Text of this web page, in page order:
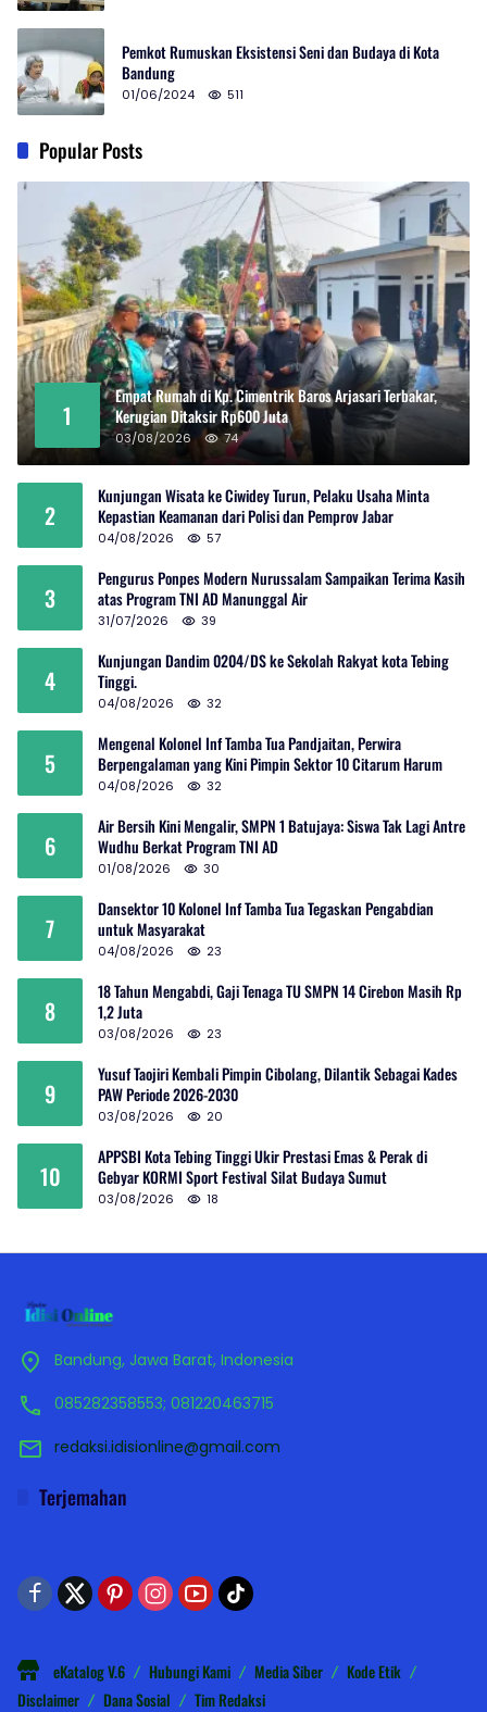
Pemkot Rumuskan Eksistensi Seni dan Budaya di Kota
Bandung
01/06/2024 511
Popular Posts
1
Empat Rumah di Kp. Cimentrik Baros Arjasari Terbakar,
Kerugian Ditaksir Rp600 Juta
03/08/2026 74
2
Kunjungan Wisata ke Ciwidey Turun, Pelaku Usaha Minta
Kepastian Keamanan dari Polisi dan Pemprov Jabar
04/08/2026 57
3
Pengurus Ponpes Modern Nurussalam Sampaikan Terima Kasih
atas Program TNI AD Manunggal Air
31/07/2026 39
4
Kunjungan Dandim 0204/DS ke Sekolah Rakyat kota Tebing
Tinggi.
04/08/2026 32
5
Mengenal Kolonel Inf Tamba Tua Pandjaitan, Perwira
Berpengalaman yang Kini Pimpin Sektor 10 Citarum Harum
04/08/2026 32
6
Air Bersih Kini Mengalir, SMPN 1 Batujaya: Siswa Tak Lagi Antre
Wudhu Berkat Program TNI AD
01/08/2026 30
7
Dansektor 10 Kolonel Inf Tamba Tua Tegaskan Pengabdian
untuk Masyarakat
04/08/2026 23
8
18 Tahun Mengabdi, Gaji Tenaga TU SMPN 14 Cirebon Masih Rp
1,2 Juta
03/08/2026 23
9
Yusuf Taojiri Kembali Pimpin Cibolang, Dilantik Sebagai Kades
PAW Periode 2026-2030
03/08/2026 20
10
APPSBI Kota Tebing Tinggi Ukir Prestasi Emas & Perak di
Gebyar KORMI Sport Festival Silat Budaya Sumut
03/08/2026 18
Bandung, Jawa Barat, Indonesia
085282358553; 081220463715
redaksi.idisionline@gmail.com
Terjemahan
eKatalog V.6 Hubungi Kami Media Siber
Kode Etik
Disclaimer
Dana Sosial Tim Redaksi